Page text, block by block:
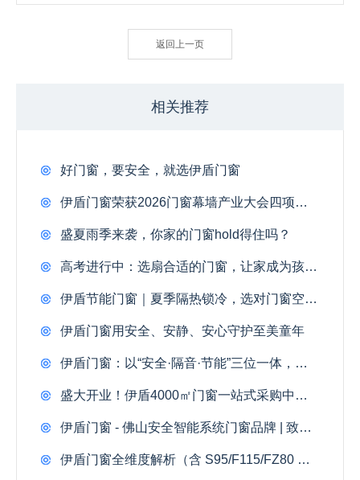
返回上一页
相关推荐
好门窗，要安全，就选伊盾门窗
伊盾门窗荣获2026门窗幕墙产业大会四项大奖
盛夏雨季来袭，你家的门窗hold得住吗？
高考进行中：选扇合适的门窗，让家成为孩子最好的备考自习室
伊盾节能门窗｜夏季隔热锁冷，选对门窗空调电费省一半
伊盾门窗用安全、安静、安心守护至美童年
伊盾门窗：以“安全·隔音·节能”三位一体，重塑品质人居新高度
盛大开业！伊盾4000㎡门窗一站式采购中心落地佛山，引起全城瞩目
伊盾门窗 - 佛山安全智能系统门窗品牌 | 致胜门窗市场核心密码
伊盾门窗全维度解析（含 S95/F115/FZ80 三款全新产品）